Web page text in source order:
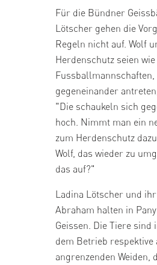
Für die Bündner
Lötscher gehen die
Regeln nicht auf. Wolf
Herdenschutz seien wie
Fussballmannschaften,
gegeneinander
"Die schaukeln sich
hoch. Nimmt man ein
zum Herdenschutz
Wolf, das wieder zu
das auf?"
Ladina Lötscher und
Abraham halten in
Geissen. Die Tiere sind
dem Betrieb respektive
angrenzenden Weiden,